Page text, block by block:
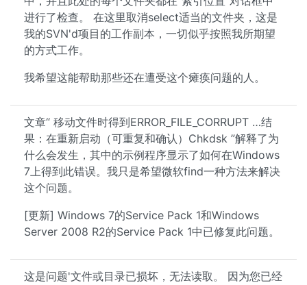
进行了检查。 在这里取消select适当的文件夹，这是
我的SVN'd项目的工作副本，一切似乎按照我所期望
的方式工作。
我希望这能帮助那些还在遭受这个瘫痪问题的人。
文章“ 移动文件时得到ERROR_FILE_CORRUPT …结
果：在重新启动（可重复和确认）Chkdsk ”解释了为
什么会发生，其中的示例程序显示了如何在Windows
7上得到此错误。我只是希望微软find一种方法来解决
这个问题。
[更新] Windows 7的Service Pack 1和Windows
Server 2008 R2的Service Pack 1中已修复此问题。
这是问题'文件或目录已损坏，无法读取。 因为您已经